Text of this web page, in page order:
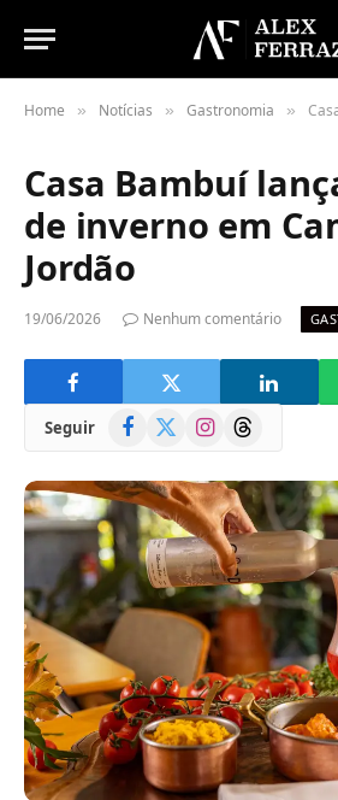
Home » Notícias » Gastronomia » Casa
Casa Bambuí
de inverno em
Jordão
19/06/2026 Nenhum comentário
Seguir Facebook
(Twitter)
InstagramThreads